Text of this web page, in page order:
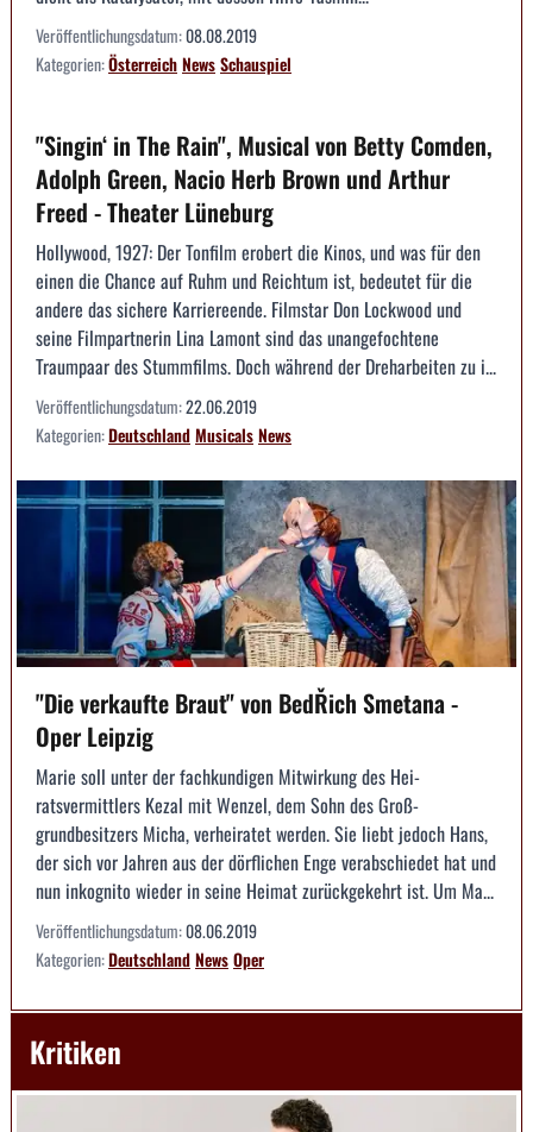
Veröffentlichungsdatum:08.08.2019
Kategorien:ÖsterreichNewsSchauspiel
"Singin‘ in The Rain", Musical von Betty Comden,
Adolph Green, Nacio Herb Brown und Arthur
Freed - Theater Lüneburg
Hollywood, 1927: Der Tonfilm erobert die Kinos, und was für den
einen die Chance auf Ruhm und Reichtum ist, bedeutet für die
andere das sichere Karriereende. Filmstar Don Lockwood und
seine Filmpartnerin Lina Lamont sind das unangefochtene
Traumpaar des Stummfilms. Doch während der Dreharbeiten zu i...
Veröffentlichungsdatum:22.06.2019
Kategorien:DeutschlandMusicalsNews
"Die verkaufte Braut" von BedŘich Smetana -
Oper Leipzig
Marie soll unter der fachkundigen Mitwirkung des Hei­
ratsvermittlers Kezal mit Wenzel, dem Sohn des Groß­
grundbesitzers Micha, verheiratet werden. Sie liebt ­jedoch Hans,
der sich vor Jahren aus der dörfli­chen Enge verabschiedet hat und
nun inkognito ­wieder in seine Heimat zurückgekehrt ist. Um Ma...
Veröffentlichungsdatum:08.06.2019
Kategorien:DeutschlandNewsOper
Kritiken